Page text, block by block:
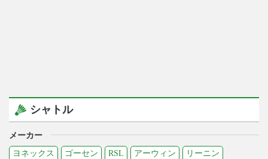
シャトル
メーカー
ヨネックス
ゴーセン RSL アーウィン リーニン